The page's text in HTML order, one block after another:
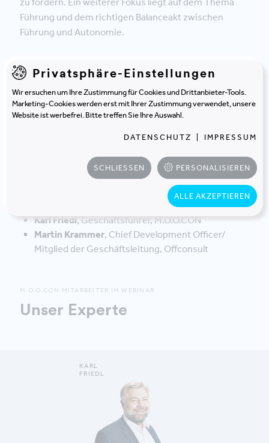
Führung und dem richtigen Balanceakt zwischen
Führung und Autonomie.
Die Panelisten
, Geschäftsführerin, loop.
Karl Friedl, Geschäftsführer, M.O.O.CON
Martin Krammer, Chief Development Officer/
Mitglied der Geschäftsleitung, Offconsult
M.O.O.CON MITARBEITER IM WEBINAR
Unser Experte
KARL
FRIEDL
Privatsphäre-Einstellungen
Wir ersuchen um Ihre Zustimmung für Cookies und Drittanbieter-Tools.
Marketing-Cookies werden erst mit Ihrer Zustimmung verwendet, unsere
Website ist werbefrei. Bitte treffen Sie Ihre Auswahl.
DATENSCHUTZ IMPRESSUM
SCHLIESSEN PERSONALISIEREN
ALLE AKZEPTIEREN